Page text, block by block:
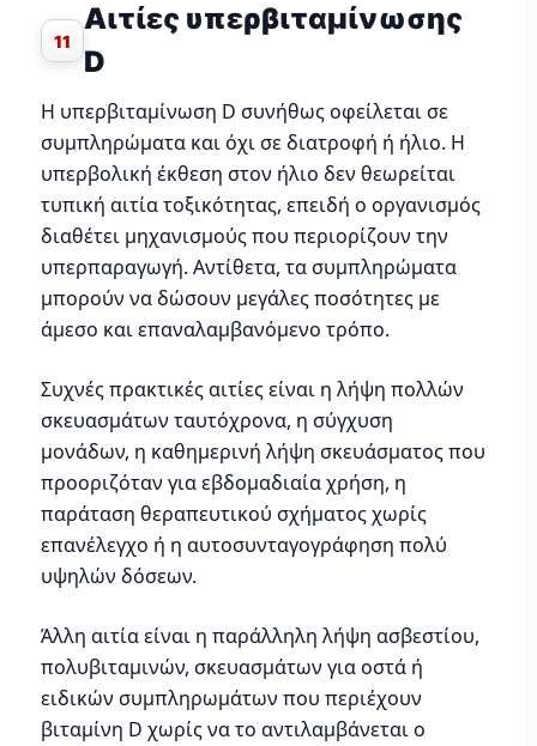
11
Αιτίες υπερβιταμίνωσης
D
Η υπερβιταμίνωση D συνήθως οφείλεται σε
συμπληρώματα και όχι σε διατροφή ή ήλιο. Η
υπερβολική έκθεση στον ήλιο δεν θεωρείται
τυπική αιτία τοξικότητας, επειδή ο οργανισμός
διαθέτει μηχανισμούς που περιορίζουν την
υπερπαραγωγή. Αντίθετα, τα συμπληρώματα
μπορούν να δώσουν μεγάλες ποσότητες με
άμεσο και επαναλαμβανόμενο τρόπο.
Συχνές πρακτικές αιτίες είναι η λήψη πολλών
σκευασμάτων ταυτόχρονα, η σύγχυση
μονάδων, η καθημερινή λήψη σκευάσματος που
προοριζόταν για εβδομαδιαία χρήση, η
παράταση θεραπευτικού σχήματος χωρίς
επανέλεγχο ή η αυτοσυνταγογράφηση πολύ
υψηλών δόσεων.
Άλλη αιτία είναι η παράλληλη λήψη ασβεστίου,
πολυβιταμινών, σκευασμάτων για οστά ή
ειδικών συμπληρωμάτων που περιέχουν
βιταμίνη D χωρίς να το αντιλαμβάνεται ο